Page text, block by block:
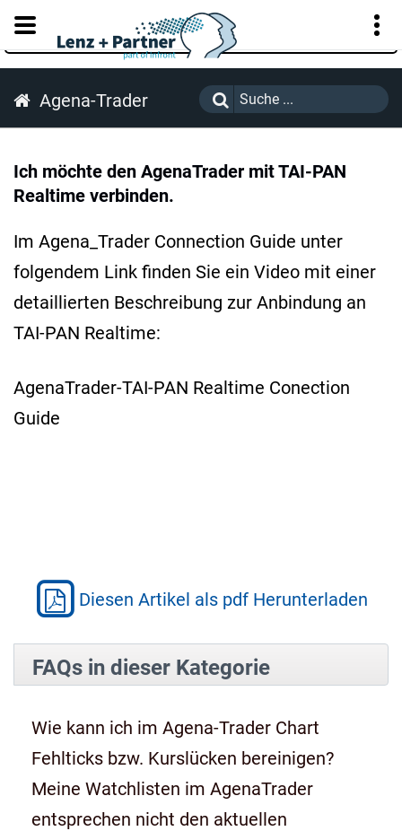
KUNDENPORTAL
Agena-Trader
Ich möchte den AgenaTrader mit TAI-PAN
Realtime verbinden.
Im Agena_Trader Connection Guide unter
folgendem Link finden Sie ein Video mit einer
detaillierten Beschreibung zur Anbindung an
TAI-PAN Realtime:
AgenaTrader-TAI-PAN Realtime Conection
Guide
Diesen Artikel als pdf Herunterladen
FAQs in dieser Kategorie
Wie kann ich im Agena-Trader Chart
Fehlticks bzw. Kurslücken bereinigen?
Meine Watchlisten im AgenaTrader
entsprechen nicht den aktuellen